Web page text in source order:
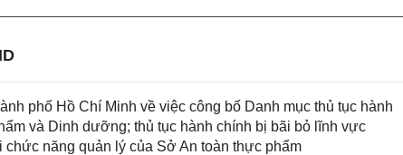
phố Hồ Chí Minh về việc công bố Danh mục thủ tục hành
và Dinh dưỡng; thủ tục hành chính bị bãi bỏ lĩnh vực
chức năng quản lý của Sở An toàn thực phẩm